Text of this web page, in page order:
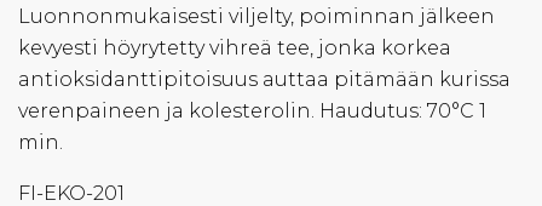
Luonnonmukaisesti viljelty, poiminnan jälkeen
kevyesti höyrytetty vihreä tee, jonka korkea
antioksidanttipitoisuus auttaa pitämään kurissa
verenpaineen ja kolesterolin. Haudutus: 70°C 1
min.
FI-EKO-201